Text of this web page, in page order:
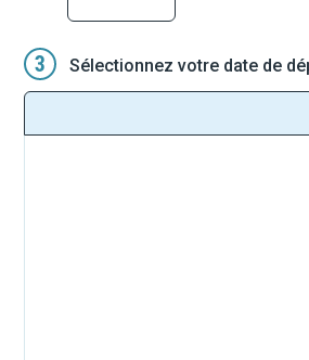
3 Sélectionnez votre date de